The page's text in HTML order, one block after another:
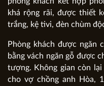
khá rộng rãi, được thiết
trắng, kệ tivi, đèn chùm
Phòng khách được ngăn
bằng vách ngăn gỗ được
tượng. Không gian còn
cho vợ chồng anh Hòa,